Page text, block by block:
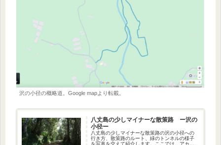
沢の小径の概略道。Google mapより転載。
八丈島の少しマイナーな散策路 ー沢の
小径ー
八丈島の少しマイナーな散策路の沢の小径への
行き方、散策路のルート、緑のトンネルの様子
を写真を交えて紹介します。ここでは、アカコ